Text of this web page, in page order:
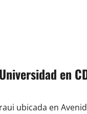
en
ubicada en